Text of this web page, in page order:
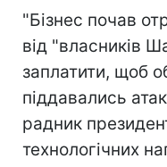
"Бізнес почав
від "власників
заплатити, щоб
піддавались
радник
технологічних